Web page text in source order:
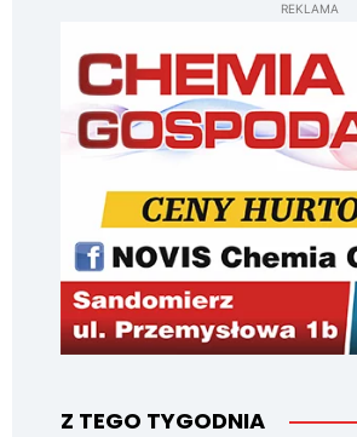
REKLAMA
Z TEGO TYGODNIA